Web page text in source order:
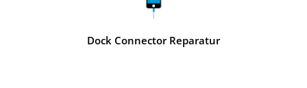
Dock Connector Reparatur